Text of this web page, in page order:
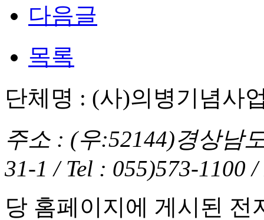
다음글
목록
단체명 : (사)의병기념사
주소 : (우:52144)경상남
31-1 / Tel : 055)573-1100
당 홈페이지에 게시된